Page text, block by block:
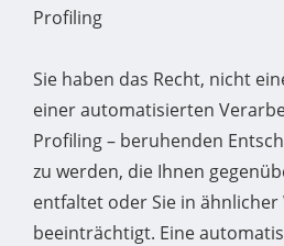
Profiling
Sie haben das Recht, nicht
einer automatisierten
Profiling – beruhenden
zu werden, die Ihnen
entfaltet oder Sie in ähnlicher
beeinträchtigt. Eine